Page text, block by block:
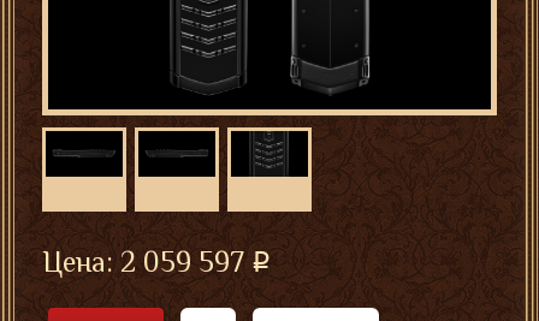
Цена:2 059 597